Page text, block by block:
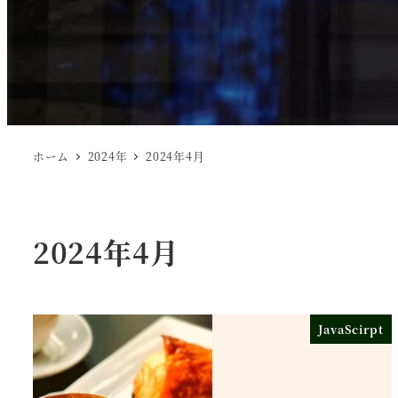
ホーム 2024年 2024年4月
2024年4月
JavaScirpt